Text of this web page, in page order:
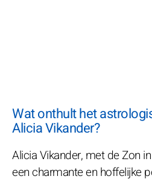
Wat onthult het
Alicia Vikander?
Alicia Vikander, met de Zon
een charmante en hoffelijke